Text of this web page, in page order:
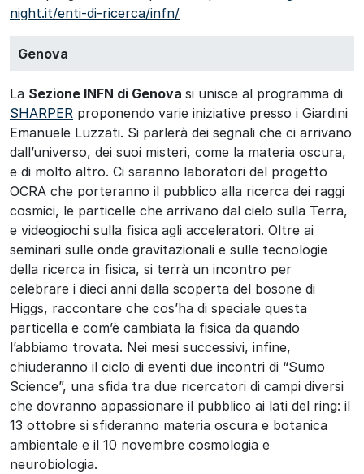
night.it/enti-di-ricerca/infn/
Genova
La Sezione INFN di Genova si unisce al programma di
SHARPER proponendo varie iniziative presso i Giardini
Emanuele Luzzati. Si parlerà dei segnali che ci arrivano
dall’universo, dei suoi misteri, come la materia oscura,
e di molto altro. Ci saranno laboratori del progetto
OCRA che porteranno il pubblico alla ricerca dei raggi
cosmici, le particelle che arrivano dal cielo sulla Terra,
e videogiochi sulla fisica agli acceleratori. Oltre ai
seminari sulle onde gravitazionali e sulle tecnologie
della ricerca in fisica, si terrà un incontro per
celebrare i dieci anni dalla scoperta del bosone di
Higgs, raccontare che cos’ha di speciale questa
particella e com’è cambiata la fisica da quando
l’abbiamo trovata. Nei mesi successivi, infine,
chiuderanno il ciclo di eventi due incontri di “Sumo
Science”, una sfida tra due ricercatori di campi diversi
che dovranno appassionare il pubblico ai lati del ring: il
13 ottobre si sfideranno materia oscura e botanica
ambientale e il 10 novembre cosmologia e
neurobiologia.